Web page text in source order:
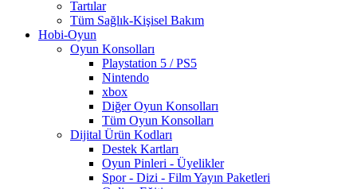
Tartılar
Tüm Sağlık-Kişisel Bakım
Hobi-Oyun
Oyun Konsolları
Playstation 5 / PS5
Nintendo
xbox
Diğer Oyun Konsolları
Tüm Oyun Konsolları
Dijital Ürün Kodları
Destek Kartları
Oyun Pinleri - Üyelikler
Spor - Dizi - Film Yayın Paketleri